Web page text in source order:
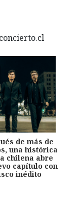
de más de
una histórica
chilena abre
capítulo con
inédito